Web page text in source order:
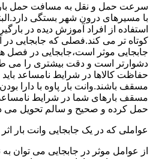
سرعت حمل و نقل به مسافت حمل
با مسیرهای درون شهر بستگی
استفاده از افراد آموزش دیده در
کوتاه تر می کند.فصلی که جابجایی
جابجایی موثر است،جابجایی در فصل
دشوارتر است و دقت بیشتری را می
حفاظت کالاها در شرایط نامساعد
مسقف باشند.وانت بار پاوه با دارا
مسقف بارهای شما در شرایط
حمل کرده و صحیح و سالم تحویل می
عواملی که در یک جابجایی وانت بار
از عوامل موثر در جابجایی می توان به